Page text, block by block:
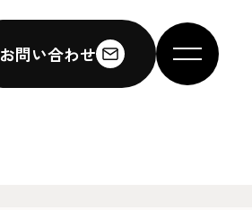
お問い合わせ